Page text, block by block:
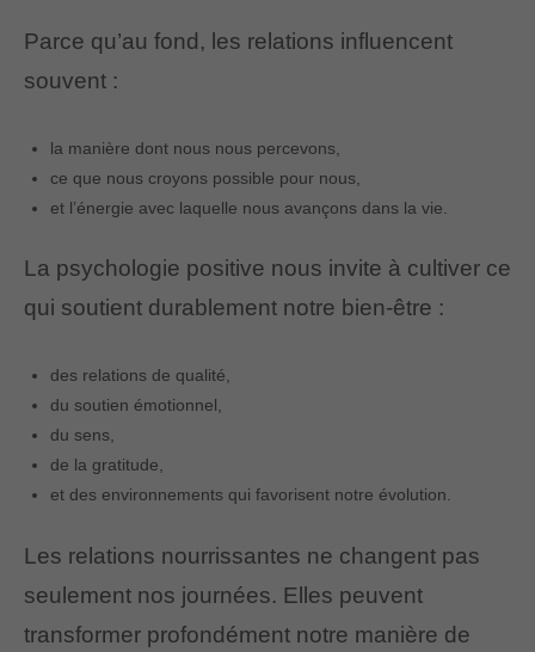
Parce qu’au fond, les relations influencent
souvent :
la manière dont nous nous percevons,
ce que nous croyons possible pour nous,
et l’énergie avec laquelle nous avançons dans la vie.
La psychologie positive nous invite à cultiver ce
qui soutient durablement notre bien-être :
des relations de qualité,
du soutien émotionnel,
du sens,
de la gratitude,
et des environnements qui favorisent notre évolution.
Les relations nourrissantes ne changent pas
seulement nos journées. Elles peuvent
transformer profondément notre manière de